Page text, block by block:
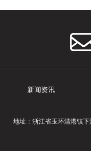
新闻资讯
地址：浙江省玉环清港镇